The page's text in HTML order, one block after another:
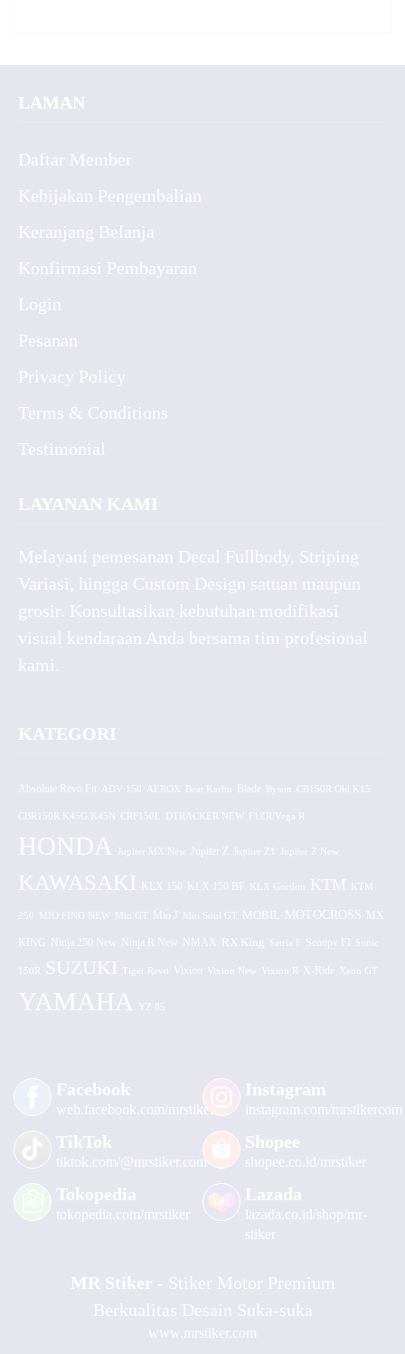
LAMAN
Daftar Member
Kebijakan Pengembalian
Keranjang Belanja
Konfirmasi Pembayaran
Login
Pesanan
Privacy Policy
Terms & Conditions
Testimonial
LAYANAN KAMI
Melayani pemesanan Decal Fullbody, Striping
Variasi, hingga Custom Design satuan maupun
grosir. Konsultasikan kebutuhan modifikasi
visual kendaraan Anda bersama tim profesional
kami.
KATEGORI
Absolute Revo Fit ADV 150 AEROX CB150R Old K15
CBR150R K45G/K45N CRF150L DTRACKER NEW F1ZR/Vega R
HONDA Jupiter MX New Jupiter Z Jupiter Z1 Jupiter Z New
KAWASAKI KLX 150 KLX 150 BF KLX Gordon KTM KTM
250 MIO FINO NEW Mio GT Mio J Mio Soul GT MOBIL MOTOCROSS MX
KING Ninja 250 New Ninja R New NMAX RX King Satria F Scoopy FI Sonic
150R SUZUKI Tiger Revo Vixion Vixion New Vixion R X-Ride Xeon GT
YAMAHA YZ 85
Facebook
web.facebook.com/mrstiker
Instagram
instagram.com/mrstikercom
TikTok
tiktok.com/@mrstiker.com
Shopee
shopee.co.id/mrstiker
Tokopedia
tokopedia.com/mrstiker
Lazada
lazada.co.id/shop/mr-
stiker
MR Stiker - Stiker Motor Premium
Berkualitas Desain Suka-suka
www.mrstiker.com